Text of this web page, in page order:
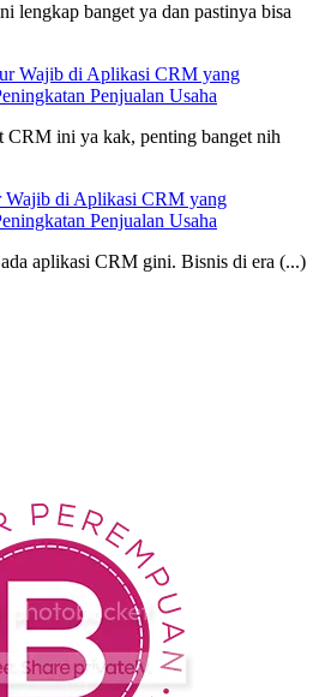
lengkap banget ya dan pastinya bisa
Wajib di Aplikasi CRM yang
Penjualan Usaha
CRM ini ya kak, penting banget nih
Wajib di Aplikasi CRM yang
Penjualan Usaha
aplikasi CRM gini. Bisnis di era (...)